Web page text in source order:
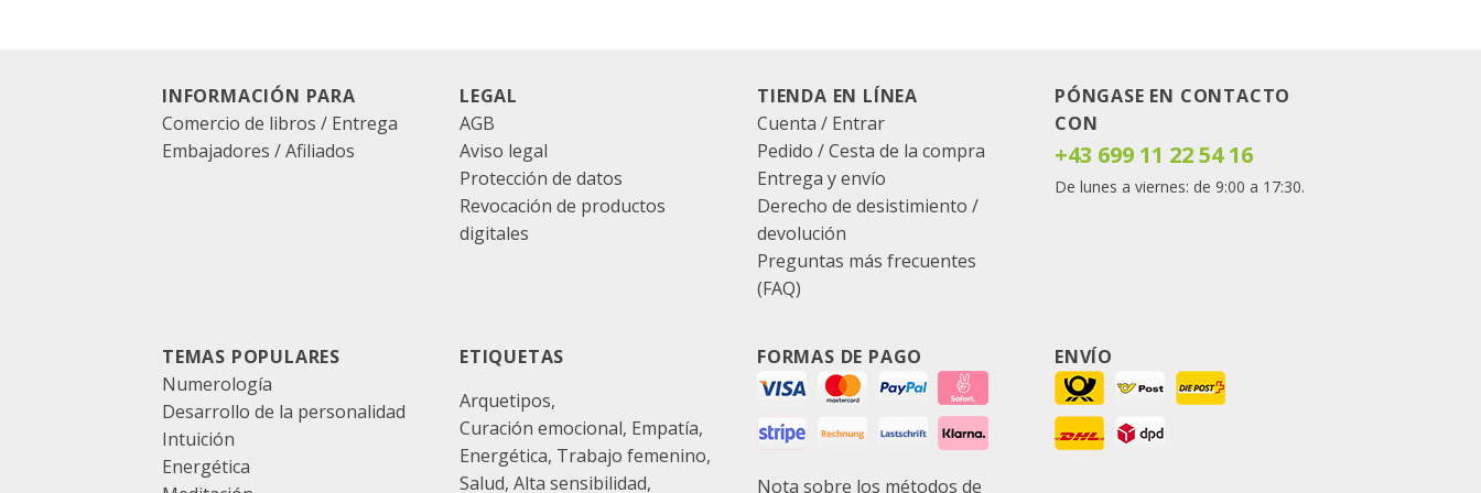
INFORMACIÓN PARA
Comercio de libros / Entrega
Embajadores / Afiliados
LEGAL
AGB
Aviso legal
Protección de datos
Revocación de productos
digitales
TIENDA EN LÍNEA
Cuenta / Entrar
Pedido /Cesta de la compra
Entrega y envío
Derecho de desistimiento /
devolución
Preguntas más frecuentes
(FAQ)
PÓNGASE EN CONTACTO
CON
+43 699 11 22 54 16
De lunes a viernes: de 9:00 a 17:30.
TEMAS POPULARES
Numerología
Desarrollo de la personalidad
Intuición
Energética
ETIQUETAS
Arquetipos
Curación emocional Empatía
Energética Trabajo femenino
Salud Alta sensibilidad
FORMAS DE PAGO
Nota sobre los métodos de
ENVÍO